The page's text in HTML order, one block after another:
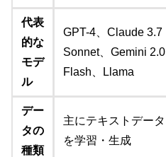
代表
的な
モデ
ル
GPT-4、Claude 3.7
Sonnet、Gemini 2.0
Flash、Llama
デー
タの
種類
主にテキストデータ
を学習・生成